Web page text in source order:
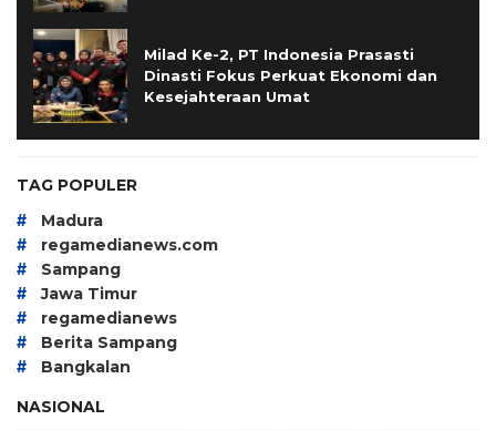
Milad Ke-2, PT Indonesia Prasasti
Dinasti Fokus Perkuat Ekonomi dan
Kesejahteraan Umat
TAG POPULER
# Madura
# regamedianews.com
# Sampang
# Jawa Timur
# regamedianews
# Berita Sampang
#
Bangkalan
NASIONAL